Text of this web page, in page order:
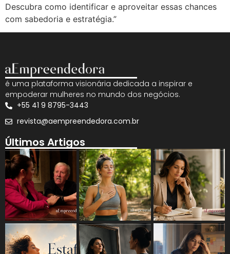
Descubra como identificar e aproveitar essas chances
com sabedoria e estratégia.”
é uma plataforma visionária dedicada a inspirar e
empoderar mulheres no mundo dos negócios.
+55 41 9 8795-3443
revista@aempreendedora.com.br
Últimos Artigos